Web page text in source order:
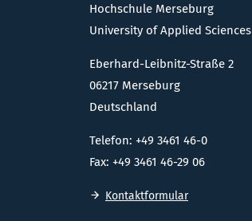
Hochschule Merseburg
University of Applied Sciences
Eberhard-Leibnitz-Straße 2
06217 Merseburg
Deutschland
Telefon: +49 3461 46-0
Fax: +49 3461 46-29 06
Kontaktformular